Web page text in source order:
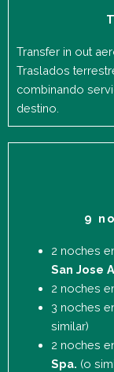
Transfer in out
Traslados
combinando
destino.
9
2 noches
San Jose
2 noches
3 noches
similar)
2 noches
Spa. (o